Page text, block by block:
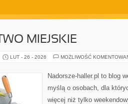
MIEJSKIE
LUT - 26 - 2026 MOŻLIWOŚĆ
Nadorsze-haller.pl to blog
myślą o osobach, dla
więcej niż tylko